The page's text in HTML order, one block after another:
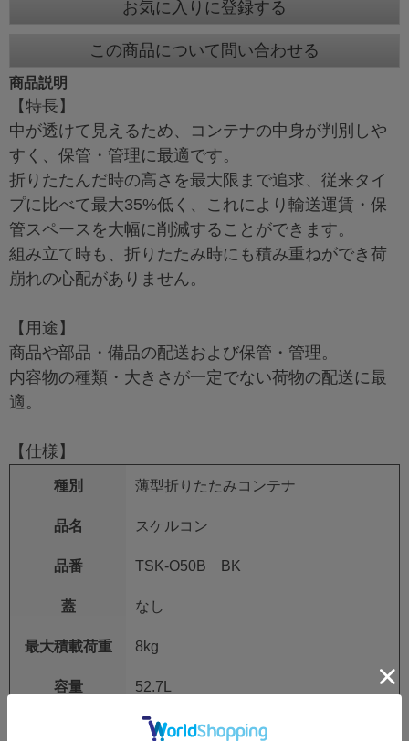
お気に入りに登録する
この商品について問い合わせる
商品説明
【特長】
中が透けて見えるため、コンテナの中身が判別しや
すく、保管・管理に最適です。
折りたたんだ時の高さを最大限まで追求、従来タイ
プに比べて最大35%低く、これにより輸送運賃・保
管スペースを大幅に削減することができます。
組み立て時も、折りたたみ時にも積み重ねができ荷
崩れの心配がありません。
【用途】
商品や部品・備品の配送および保管・管理。
内容物の種類・大きさが一定でない荷物の配送に最
適。
【仕様】
種別 薄型折りたたみコンテナ
品名 スケルコン
品番 TSK-O50B BK
蓋 なし
最大積載荷重 8kg
容量 52.7L
透明ブラック